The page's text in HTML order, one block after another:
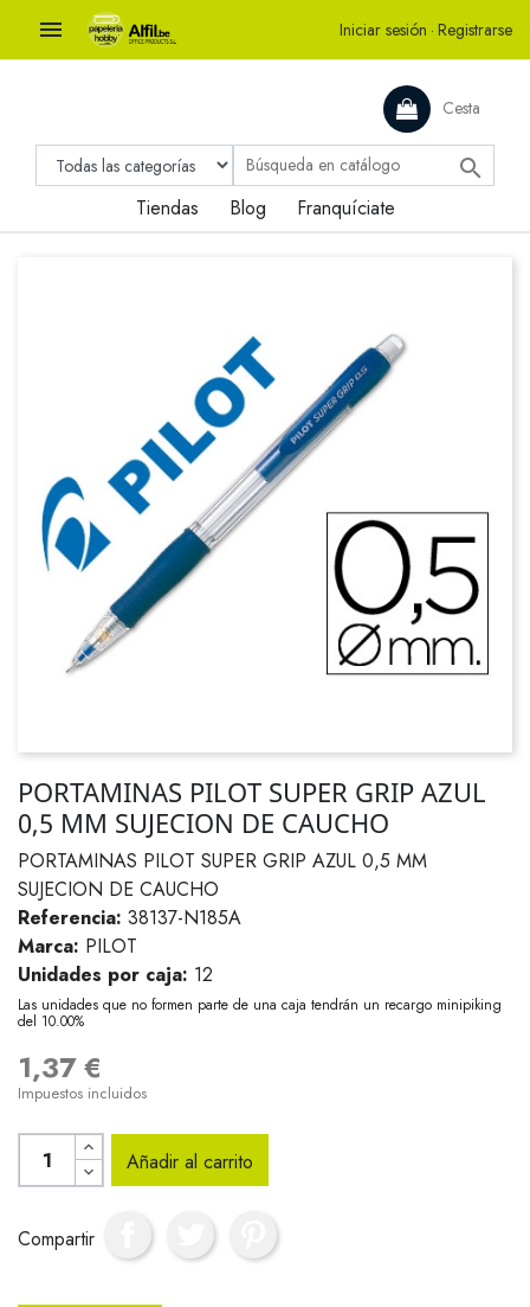
 Iniciar sesión · Registrarse
Cesta

Tiendas Blog Franquíciate
PORTAMINAS PILOT SUPER GRIP AZUL
0,5 MM SUJECION DE CAUCHO
PORTAMINAS PILOT SUPER GRIP AZUL 0,5 MM
SUJECION DE CAUCHO
Referencia: 38137-N185A
Marca: PILOT
Unidades por caja: 12
Las unidades que no formen parte de una caja tendrán un recargo minipiking
del 10.00%
1,37 €
Impuestos incluidos
Añadir al carrito
Compartir